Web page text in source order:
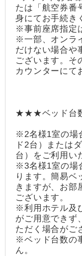
たは「航空券番
身にてお手続き
※事前座席指定
※一部、オンラ
だけない場合や
ございます。そ
カウンターにて
★★★ベッド台
※2名様1室の場
ド2台）または
台）をご利用い
※3名様1室の場
ります。簡易ベ
きますが、お部
ございます。
※利用ホテル及
がご用意できず
ただく場合がご
※ベッド台数の
ん。